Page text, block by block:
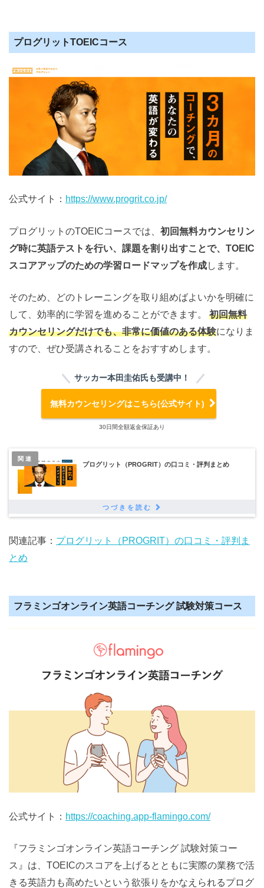
プログリットTOEICコース
公式サイト： https://www.progrit.co.jp/
プログリットのTOEICコースでは、 初回無料カウンセリン
グ時に英語テストを行い、課題を割り出すことで、TOEIC
スコアアップのための学習ロードマップを作成します。
そのため、どのトレーニングを取り組めばよいかを明確に
して、効率的に学習を進めることができます。 初回無料
カウンセリングだけでも、非常に価値のある体験になりま
すので、ぜひ受講されることをおすすめします。
サッカー本田圭佑氏も受講中！
無料カウンセリングはこちら(公式サイト)
30日間全額返金保証あり
関連
プログリット（PROGRIT）の口コミ・評判まとめ
関連記事： プログリット（PROGRIT）の口コミ・評判ま
とめ
フラミンゴオンライン英語コーチング 試験対策コース
公式サイト： https://coaching.app-flamingo.com/
『フラミンゴオンライン英語コーチング 試験対策コー
ス』は、TOEICのスコアを上げるとともに実際の業務で活
きる英語力も高めたいという欲張りをかなえられるプログ